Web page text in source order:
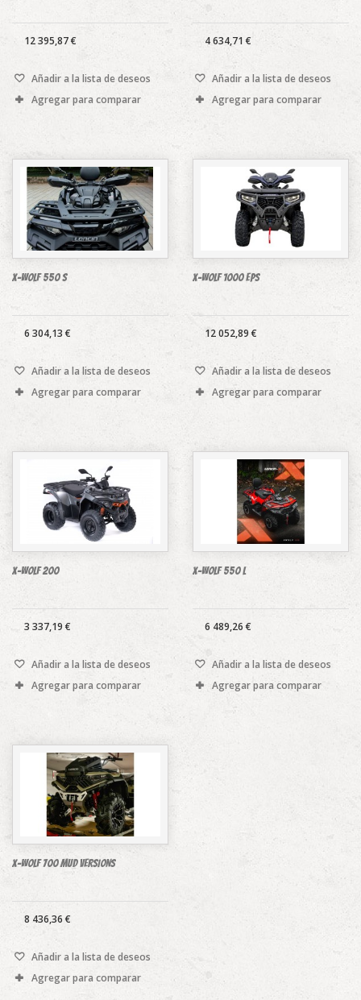
12 395,87 €
Añadir a la lista de deseos
Agregar para comparar
4 634,71 €
Añadir a la lista de deseos
Agregar para comparar
X-WOLF 550 S
6 304,13 €
Añadir a la lista de deseos
Agregar para comparar
X-WOLF 1000 EPS
12 052,89 €
Añadir a la lista de deseos
Agregar para comparar
X-WOLF 200
3 337,19 €
Añadir a la lista de deseos
Agregar para comparar
X-WOLF 550 L
6 489,26 €
Añadir a la lista de deseos
Agregar para comparar
X-WOLF 700 MUD VERSIONS
8 436,36 €
Añadir a la lista de deseos
Agregar para comparar